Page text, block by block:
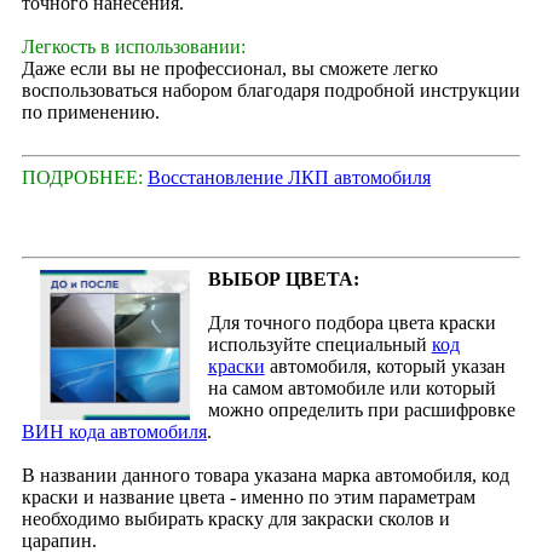
Легкость в использовании:
Даже если вы не профессионал, вы сможете легко
воспользоваться набором благодаря подробной инструкции
по применению.
ПОДРОБНЕЕ: Восстановление ЛКП автомобиля
ВЫБОР ЦВЕТА:
Для точного подбора цвета краски
используйте специальный код
краски автомобиля, который указан
на самом автомобиле или который
можно определить при расшифровке
ВИН кода автомобиля.
В названии данного товара указана марка автомобиля, код
краски и название цвета - именно по этим параметрам
необходимо выбирать краску для закраски сколов и
царапин.